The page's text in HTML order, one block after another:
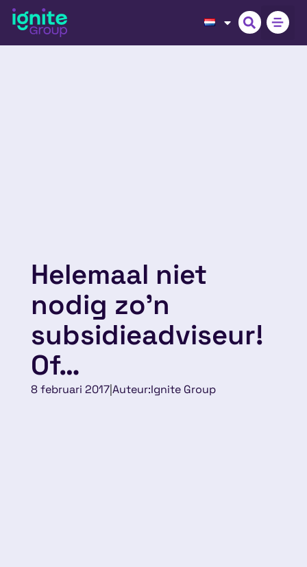
Helemaal niet
nodig zo’n
subsidieadviseur!
Of…
8 februari 2017|Auteur:Ignite Group